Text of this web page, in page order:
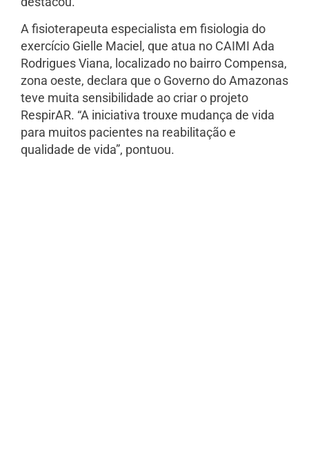
A fisioterapeuta especialista em fisiologia do
exercício Gielle Maciel, que atua no CAIMI Ada
Rodrigues Viana, localizado no bairro Compensa,
zona oeste, declara que o Governo do Amazonas
teve muita sensibilidade ao criar o projeto
RespirAR. “A iniciativa trouxe mudança de vida
para muitos pacientes na reabilitação e
qualidade de vida”, pontuou.